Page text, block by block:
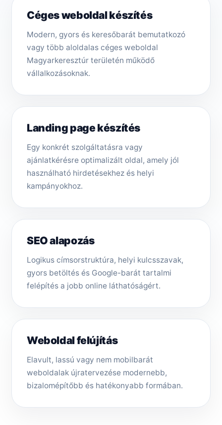
Céges weboldal készítés
Modern, gyors és keresőbarát bemutatkozó
vagy több aloldalas céges weboldal
Magyarkeresztúr területén működő
vállalkozásoknak.
Landing page készítés
Egy konkrét szolgáltatásra vagy
ajánlatkérésre optimalizált oldal, amely jól
használható hirdetésekhez és helyi
kampányokhoz.
SEO alapozás
Logikus címsorstruktúra, helyi kulcsszavak,
gyors betöltés és Google-barát tartalmi
felépítés a jobb online láthatóságért.
Weboldal felújítás
Elavult, lassú vagy nem mobilbarát
weboldalak újratervezése modernebb,
bizalomépítőbb és hatékonyabb formában.